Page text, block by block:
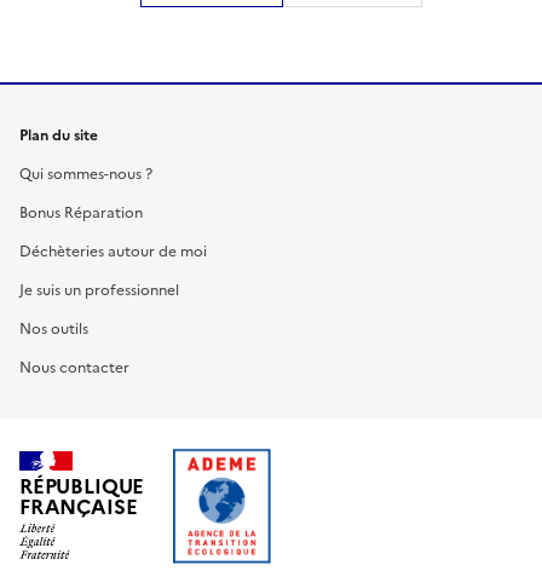
Plan du site
Qui sommes-nous ?
Bonus Réparation
Déchèteries autour de moi
Je suis un professionnel
Nos outils
Nous contacter
RÉPUBLIQUE
FRANÇAISE